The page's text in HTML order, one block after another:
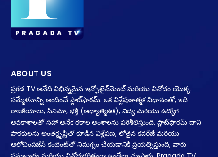
ABOUT US
ప్రగడ TV అనేది విభిన్నమైన ఇన్ఫోటైన్‌మెంట్ మరియు వినోదం యొక్క
సమ్మేళనాన్ని అందించే ప్లాట్‌ఫారమ్. ఒక విశ్లేషణాత్మక విధానంతో, ఇది
రాజకీయాలు, సినిమా, భక్తి (ఆధ్యాత్మికత), విద్య మరియు ఉద్యోగ
అవకాశాలతో సహా అనేక రకాల అంశాలను పరిశీలిస్తుంది. ప్లాట్‌ఫారమ్ దాని
పాఠకులను అంతర్దృష్టితో కూడిన విశ్లేషణ, లోతైన కవరేజీ మరియు
ఆలోచింపజేసే కంటెంట్‌తో నిమగ్నం చేయడానికి ప్రయత్నిస్తుంది, వారు